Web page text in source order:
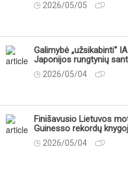
2026/05/05
Galimybė „užsikabinti“
Japonijos rungtynių
2026/05/04
Finišavusio Lietuvos
Guinesso rekordų
2026/05/04